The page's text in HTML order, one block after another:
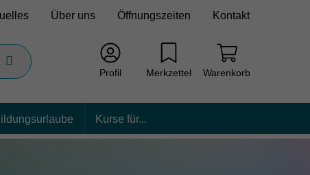
Über uns Öffnungszeiten Kontakt
Profil Merkzettel Warenkorb
Kurse für...